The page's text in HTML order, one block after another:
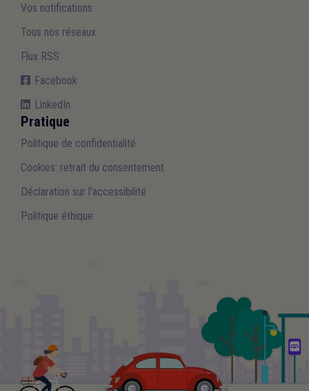
Vos notifications
Tous nos réseaux
Flux RSS
Facebook
LinkedIn
Pratique
Politique de confidentialité
Cookies: retrait du consentement
Déclaration sur l'accessibilité
Politique éthique